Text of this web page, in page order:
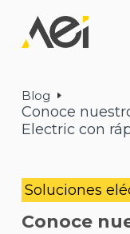
Blog
Conoce
Electric con
Soluciones
Conoce